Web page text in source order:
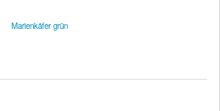
Marienkäfer grün